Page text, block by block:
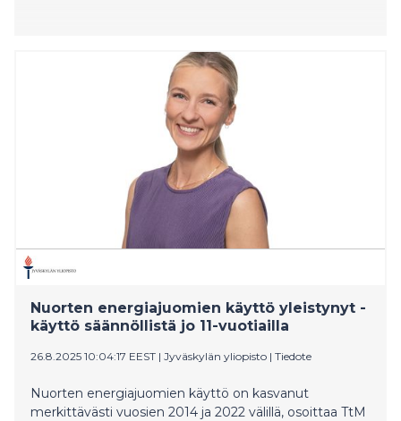
Nuorten energiajuomien käyttö yleistynyt -
käyttö säännöllistä jo 11-vuotiailla
26.8.2025 10:04:17 EEST | Jyväskylän yliopisto | Tiedote
Nuorten energiajuomien käyttö on kasvanut
merkittävästi vuosien 2014 ja 2022 välillä, osoittaa TtM